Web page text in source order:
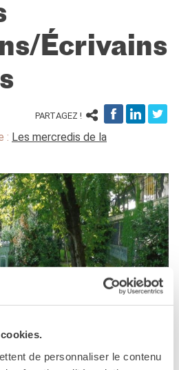
de personnaliser le contenu
les écoles
DALF
du
DE
éducative
Écrivains
PARTAGEZ !
: Les mercredis de la